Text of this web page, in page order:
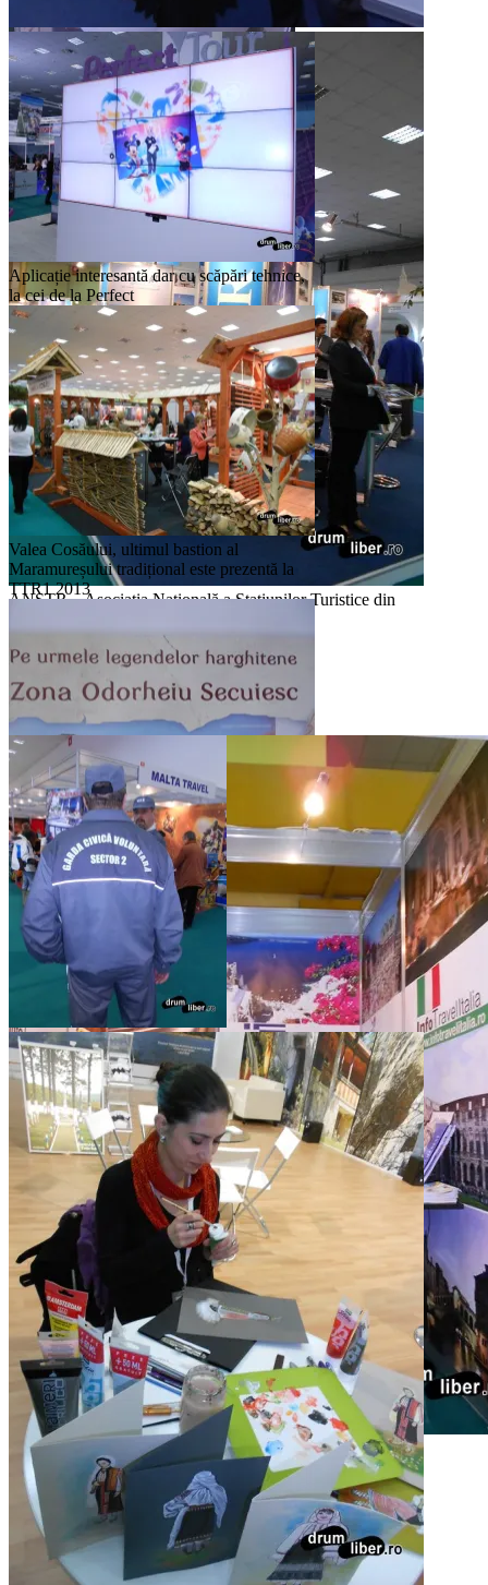
Nadia Comăneci :)
Loredana (Accent) și Mădălin (Happy Tour) concurență și
prietenie :)
ANSTR – Asociația Națională a Stațiunilor Turistice din
Aplicație interesantă dar cu scăpări tehnice,
la cei de la Perfect
Valea Cosăului, ultimul bastion al
Maramureșului tradițional este prezentă la
TTR1 2013
Pe urmele legendelor harghitene
Petre, InfoTravelRomânia. Fetele erau în campanie
Garda Civică Voluntară – TTR
1, 2013
Iași – prezență plăcută la TTR 1, 2013